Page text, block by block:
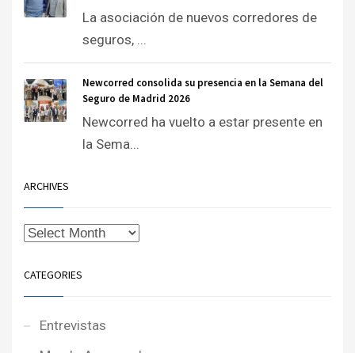
La asociación de nuevos corredores de
seguros, ...
Newcorred consolida su presencia en la Semana del
Seguro de Madrid 2026
Newcorred ha vuelto a estar presente en
la Sema...
ARCHIVES
CATEGORIES
Entrevistas